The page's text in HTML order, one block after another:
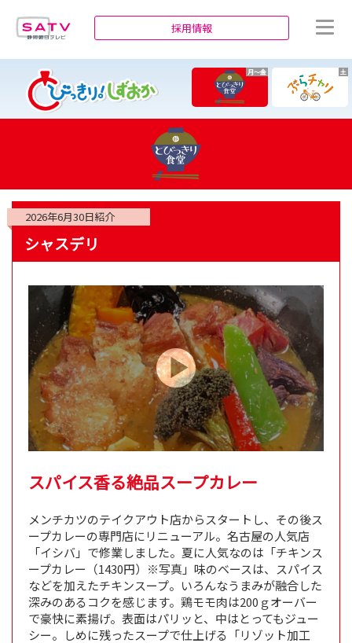
採用情報
月～金 土
2026年6月30日紹介
シャスデリ
スパイス香る絶品スープカレー
メンチカツのテイクアウト店からスタートし、その後ス
ープカレーの専門店にリニューアル。名古屋の人気店
「イシバ」で修業しました。夏に人気なのは「チキンス
ープカレー（1430円）※写真」味のベースは、スパイス
などを加えたチキンスープ。いろんなうまみが融合した
深みのあるコクを感じます。鶏モモ肉は200ｇオーバー
で豪快に素揚げ。表面はパリッと、中はとってもジュー
シー。しめに残ったスープで仕上げる「リゾット加工